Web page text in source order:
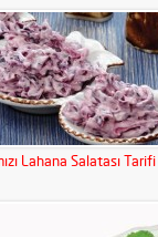
Lahana Salatası Tarifi